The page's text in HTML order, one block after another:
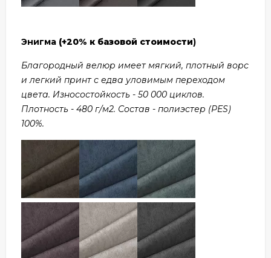
Энигма (+20% к базовой стоимости)
Благородный велюр имеет мягкий, плотный ворс
и легкий принт с едва уловимым переходом
цвета. Износостойкость - 50 000 циклов.
Плотность - 480 г/м2. Состав - полиэстер (PES)
100%.